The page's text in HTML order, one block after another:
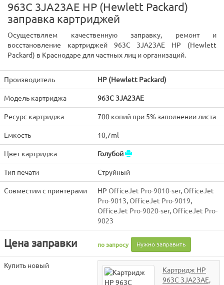
963C 3JA23AE HP (Hewlett Packard)
заправка картриджей
Осуществляем качественную заправку, ремонт и
восстановление картриджей 963C 3JA23AE HP (Hewlett
Packard) в Краснодаре для частных лиц и организаций.
Производитель HP (Hewlett Packard)
Модель картриджа 963C 3JA23AE
Ресурс картриджа 700 копий при 5% заполнении листа
Емкость 10,7ml
Цвет картриджа Голубой
Тип печати Струйный
Совместим с принтерами HP OfficeJet Pro-9010-ser,OfficeJet
Pro-9013,OfficeJet Pro-9019,
OfficeJet Pro-9020-ser,OfficeJet Pro-
9023
Цена заправки по запросу Нужно заправить
Купить новый
Картридж HP
963C 3JA23AE,